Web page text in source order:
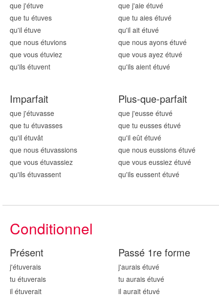
que j'étuve
que tu étuves
qu'il étuve
que nous étuvions
que vous étuviez
qu'ils étuvent
que j'aie étuvé
que tu aies étuvé
qu'il ait étuvé
que nous ayons étuvé
que vous ayez étuvé
qu'ils aient étuvé
Imparfait
que j'étuvasse
que tu étuvasses
qu'il étuvât
que nous étuvassions
que vous étuvassiez
qu'ils étuvassent
Plus-que-parfait
que j'eusse étuvé
que tu eusses étuvé
qu'il eût étuvé
que nous eussions étuvé
que vous eussiez étuvé
qu'ils eussent étuvé
Conditionnel
Présent
j'étuverais
tu étuverais
il étuverait
Passé 1re forme
j'aurais étuvé
tu aurais étuvé
il aurait étuvé